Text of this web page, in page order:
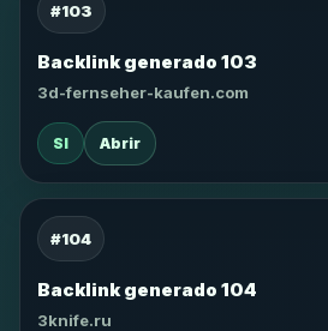
#103
Backlink generado 103
3d-fernseher-kaufen.com
SI Abrir
#104
Backlink generado 104
3knife.ru